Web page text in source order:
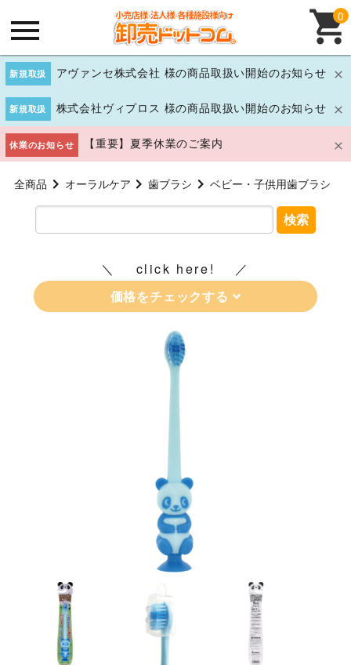
新規取扱 アヴァンセ株式会社 様の商品取扱い開始のお知らせ
新規取扱 株式会社ヴィプロス 様の商品取扱い開始のお知らせ
休業のお知らせ 【重要】夏季休業のご案内
0
全商品 オーラルケア 歯ブラシ ベビー・子供用歯ブラシ
検索
click here!
価格をチェックする